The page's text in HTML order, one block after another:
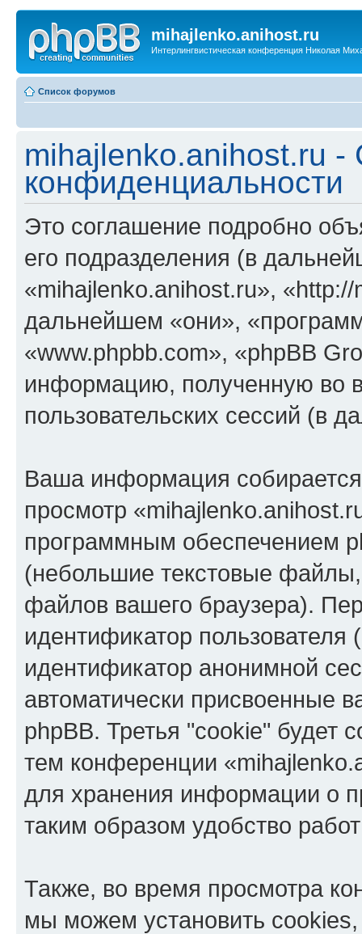
mihajlenko.anihost.ru
Интерлингвистическая конференция Николая
Список форумов
mihajlenko.anihost.ru -
конфиденциальности
Это соглашение подробно
его подразделения (в
«mihajlenko.anihost.ru»,
дальнейшем «они»,
«www.phpbb.com», «phpBB
информацию, полученную во
пользовательских сессий (в
Ваша информация
просмотр
программным обеспечением
(небольшие текстовые
файлов вашего браузера).
идентификатор
идентификатор анонимной
автоматически присвоенные
phpBB. Третья "cookie" будет
тем конференции
для хранения информации о
таким образом удобство
Также, во время просмотра
мы можем установить